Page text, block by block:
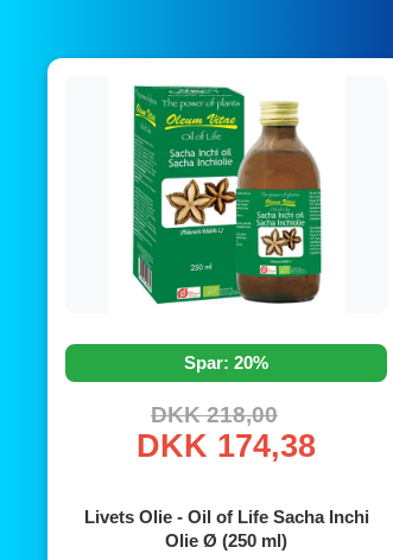
Spar: 20%
DKK 218,00
DKK 174,38
Livets Olie - Oil of Life Sacha Inchi
Olie Ø (250 ml)